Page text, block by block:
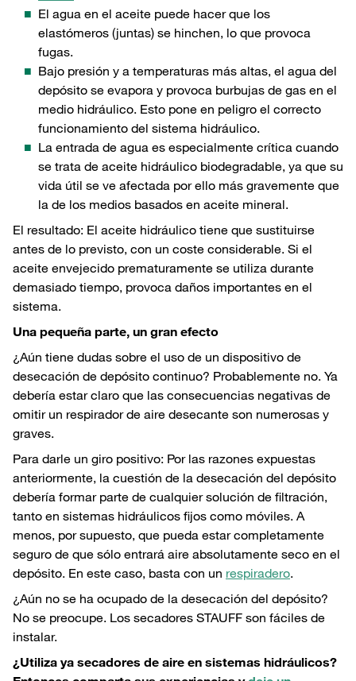
El agua en el aceite puede hacer que los
elastómeros (juntas) se hinchen, lo que provoca
fugas.
Bajo presión y a temperaturas más altas, el agua del
depósito se evapora y provoca burbujas de gas en el
medio hidráulico. Esto pone en peligro el correcto
funcionamiento del sistema hidráulico.
La entrada de agua es especialmente crítica cuando
se trata de aceite hidráulico biodegradable, ya que su
vida útil se ve afectada por ello más gravemente que
la de los medios basados en aceite mineral.
El resultado: El aceite hidráulico tiene que sustituirse
antes de lo previsto, con un coste considerable. Si el
aceite envejecido prematuramente se utiliza durante
demasiado tiempo, provoca daños importantes en el
sistema.
Una pequeña parte, un gran efecto
¿Aún tiene dudas sobre el uso de un dispositivo de
desecación de depósito continuo? Probablemente no. Ya
debería estar claro que las consecuencias negativas de
omitir un respirador de aire desecante son numerosas y
graves.
Para darle un giro positivo: Por las razones expuestas
anteriormente, la cuestión de la desecación del depósito
debería formar parte de cualquier solución de filtración,
tanto en sistemas hidráulicos fijos como móviles. A
menos, por supuesto, que pueda estar completamente
seguro de que sólo entrará aire absolutamente seco en el
depósito. En este caso, basta con un respiradero.
¿Aún no se ha ocupado de la desecación del depósito?
No se preocupe. Los secadores STAUFF son fáciles de
instalar.
¿Utiliza ya secadores de aire en sistemas hidráulicos?